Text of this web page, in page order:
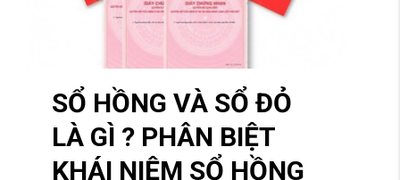
SỔ HỒNG VÀ SỔ ĐỎ
LÀ GÌ ? PHÂN BIỆT
KHÁI NIỆM SỔ HỒNG